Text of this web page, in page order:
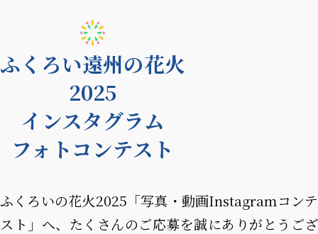
ふくろい遠州の花火
2025
インスタグラム
フォトコンテスト
ふくろいの花火2025「写真・動画Instagramコンテ
スト」へ、たくさんのご応募を誠にありがとうござ